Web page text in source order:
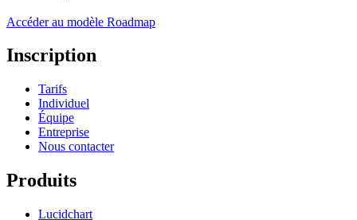
Accéder au modèle Roadmap
Inscription
Tarifs
Individuel
Équipe
Entreprise
Nous contacter
Produits
Lucidchart